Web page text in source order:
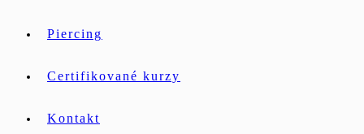
Piercing
Certifikované kurzy
Kontakt